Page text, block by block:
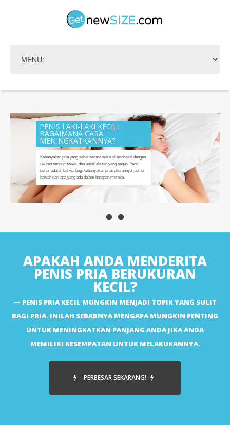
APAKAH ANDA MENDERITA
PENIS PRIA BERUKURAN
KECIL?
PENIS PRIA KECIL MUNGKIN MENJADI TOPIK YANG SULIT
BAGI PRIA. INILAH SEBABNYA MENGAPA MUNGKIN PENTING
UNTUK MENINGKATKAN PANJANG ANDA JIKA ANDA
MEMILIKI KESEMPATAN UNTUK MELAKUKANNYA.
PERBESAR SEKARANG!